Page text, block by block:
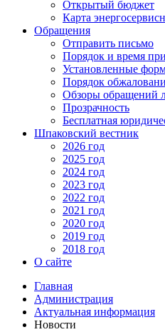
Открытый бюджет
Карта
Обращения
Отправить письмо
Порядок и время
Установленные
Порядок
Обзоры обращений
Прозрачность
Бесплатная
Шпаковский вестник
2026 год
2025 год
2024 год
2023 год
2022 год
2021 год
2020 год
2019 год
2018 год
О сайте
Главная
Администрация
Актуальная информация
Новости